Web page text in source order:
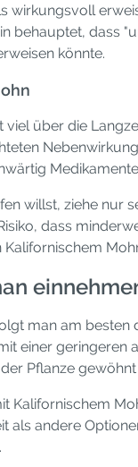
dass
könnte.
über die
willst, ziehe nur
dass
man am
einer
Pflanze
andere